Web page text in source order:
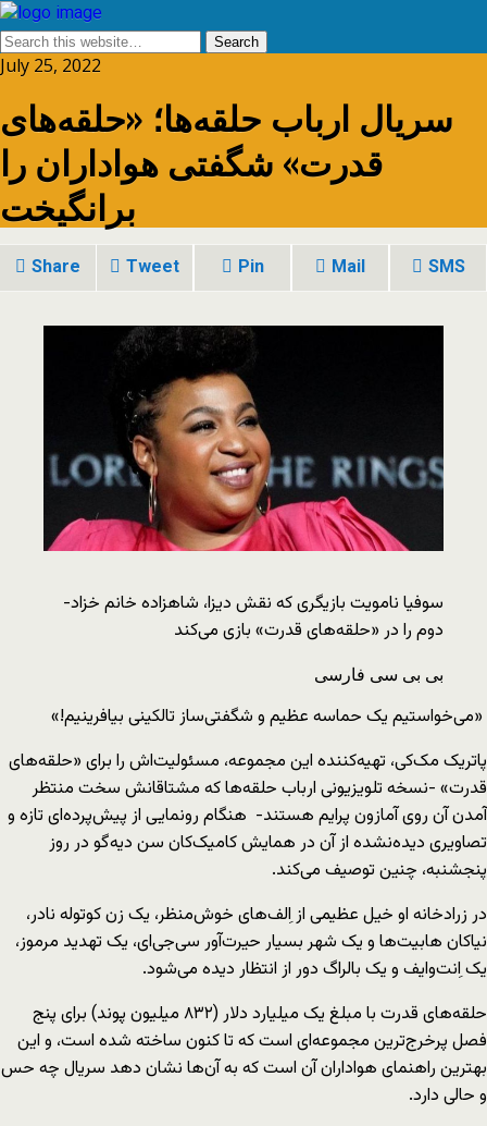
July 25, 2022
سریال ارباب حلقه‌ها؛ «حلقه‌های
قدرت» شگفتی هواداران را
برانگیخت
Share Tweet Pin Mail SMS
سوفیا نامویت بازیگری که نقش دیزا، شاهزاده خانم خزاد-
دوم را در «حلقه‌های قدرت» بازی می‌کند
بی بی سی فارسی
«می‌خواستیم یک حماسه عظیم و شگفتی‌ساز تالکینی بیافرینیم!»
پاتریک مک‌کی، تهیه‌کننده این مجموعه، مسئولیت‌اش را برای «حلقه‌های
قدرت» -نسخه تلویزیونی ارباب حلقه‌ها که مشتاقانش سخت منتظر
آمدن آن روی آمازون پرایم هستند- هنگام رونمایی از پیش‌پرده‌ای تازه و
تصاویری دیده‌نشده از آن در همایش کامیک‌کان سن‌ دیه‌گو در روز
پنجشنبه، چنین توصیف می‌کند.
در زرادخانه او خیل عظیمی از اِلف‌های خوش‌منظر، یک زن کوتوله نادر،
نیاکان هابیت‌ها و یک شهر بسیار حیرت‌آور سی‌جی‌ای، یک تهدید مرموز،
یک اِنت‌وایف و یک بالراگ دور از انتظار دیده می‌شود.
حلقه‌های قدرت با مبلغ یک میلیارد دلار (۸۳۲ میلیون پوند) برای پنج
فصل پرخرج‌ترین مجموعه‌ای است که تا کنون ساخته شده است، و این
بهترین راهنمای هواداران آن است که به آن‌ها نشان دهد سریال چه حس
و حالی دارد.